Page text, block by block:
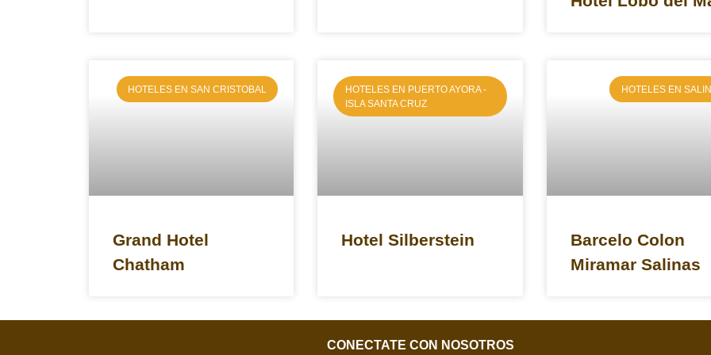
HOTELES EN SAN CRISTOBAL
Grand Hotel
Chatham
HOTELES EN PUERTO AYORA -
ISLA SANTA CRUZ
Hotel Silberstein
HOTELES EN
Barcelo Colon
Miramar Salinas
CONECTATE CON NOSOTROS